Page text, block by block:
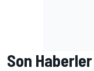
Son Haberler